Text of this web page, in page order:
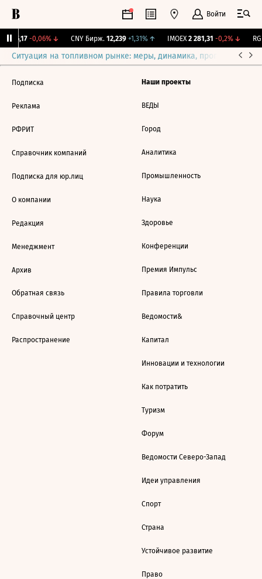
Войти
115,17 -0,06%↓ CNY Бирж. 12,239 +1,31%↑ IMOEX 2 281,31 -0,2%↓
Ситуация на топливном рынке: меры, динамика, прогнозы
Подписка
Реклама
РФРИТ
Справочник компаний
Подписка для юр.лиц
О компании
Редакция
Менеджмент
Архив
Обратная связь
Справочный центр
Распространение
Наши проекты
ВЕДЫ
Город
Аналитика
Промышленность
Наука
Здоровье
Конференции
Премия Импульс
Правила торговли
Ведомости&
Капитал
Инновации и технологии
Как потратить
Туризм
Форум
Ведомости Северо-Запад
Идеи управления
Спорт
Страна
Устойчивое развитие
Право